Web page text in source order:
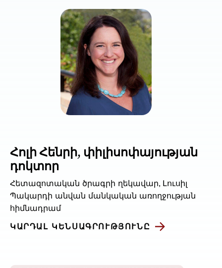
Հոլի Հենրի, փիլիսոփայության
դոկտոր
Հետազոտական ծրագրի ղեկավար, Լուսիլ
Պակարդի անվան մանկական առողջության
հիմնադրամ
ԿԱՐԴԱԼ ԿԵՆՍԱԳՐՈՒԹՅՈՒՆԸ